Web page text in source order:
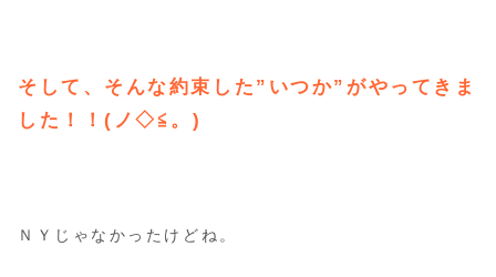
そして、そんな約束した”いつか”がやってきま
した！！(ノ◇≦。)
ＮＹじゃなかったけどね。